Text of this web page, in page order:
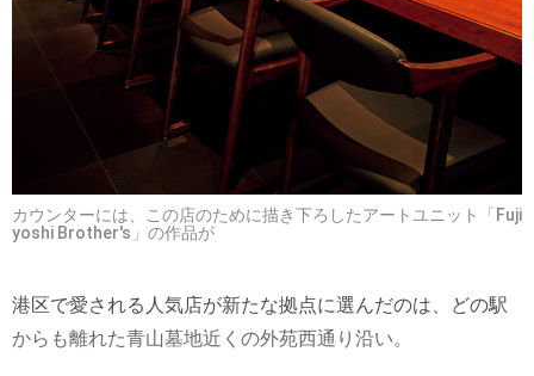
カウンターには、この店のために描き下ろしたアートユニット「Fuji
yoshi Brother's」の作品が
港区で愛される人気店が新たな拠点に選んだのは、どの駅
からも離れた青山墓地近くの外苑西通り沿い。